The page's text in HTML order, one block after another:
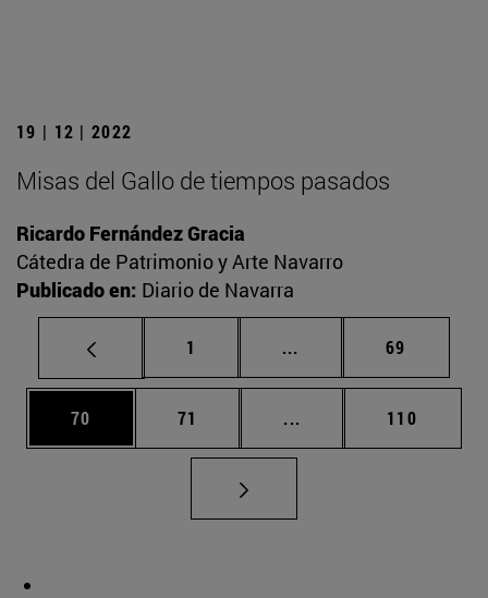
19 | 12 | 2022
Misas del Gallo de tiempos pasados
Ricardo Fernández Gracia
Cátedra de Patrimonio y Arte Navarro
Publicado en: Diario de Navarra
Página
1 ... Páginas intermedias
Página
69
Página
70 Página
71 ... Páginas intermedias
Página
110